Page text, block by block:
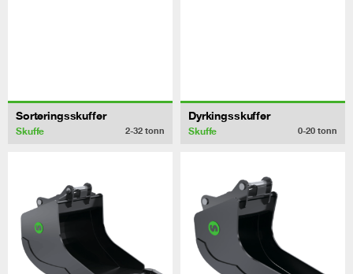
Sorteringsskuffer
Skuffe 2-32 tonn
Dyrkingsskuffer
Skuffe 0-20 tonn